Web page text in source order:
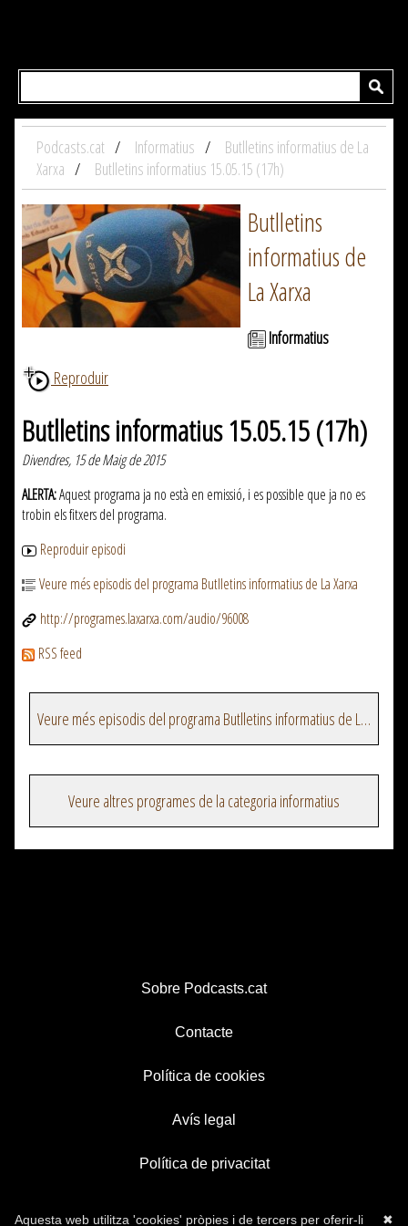
Podcasts.cat Informatius
Butlletins informatius de La
Xarxa
Butlletins informatius 15.05.15 (17h)
Butlletins
informatius de
La Xarxa
Informatius
Reproduir
Butlletins informatius 15.05.15 (17h)
Divendres, 15 de Maig de 2015
ALERTA:Aquest programa ja no està en emissió, i es possible que ja no es
trobin els fitxers del programa.
Reproduir episodi
Veure més episodis del programa Butlletins informatius de La Xarxa
http://programes.laxarxa.com/audio/96008
RSS feed
Veure més episodis del programa Butlletins informatius de La Xarxa
Veure altres programes de la categoria informatius
Sobre Podcasts.cat
Contacte
Política de cookies
Avís legal
Política de privacitat
✖
Aquesta web utilitza 'cookies' pròpies i de tercers per oferir-li